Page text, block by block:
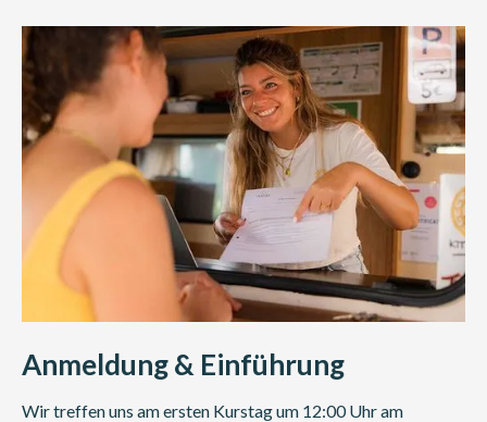
Anmeldung & Einführung
Wir treffen uns am ersten Kurstag um 12:00 Uhr am